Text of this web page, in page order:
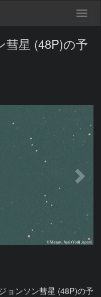
彗星 (48P)の予
ョンソン彗星 (48P)の予